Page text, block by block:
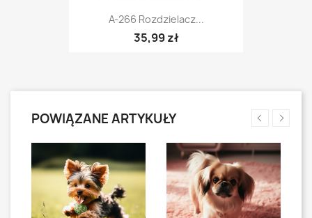
A-266 Rozdzielacz...
35,99 zł
POWIĄZANE ARTYKUŁY